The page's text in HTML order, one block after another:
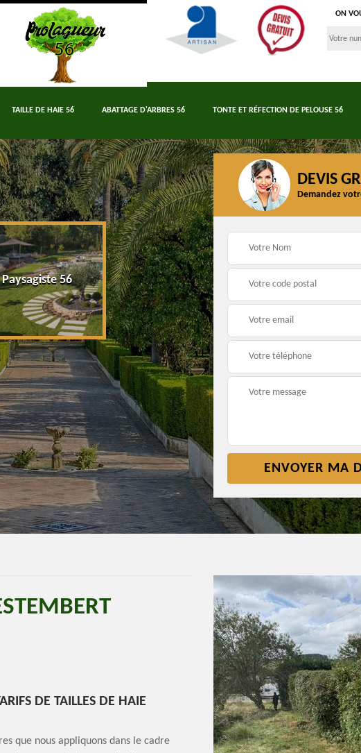
ON
TAILLE DE HAIE 56 ABATTAGE D'ARBRES 56 TONTE ET RÉFECTION DE PELOUSE 56
Paysagiste 56 Taille de haie 56 Abattage
DEVIS
Demandez
DE TAILLES DE HAIE
que nous appliquons dans le cadre